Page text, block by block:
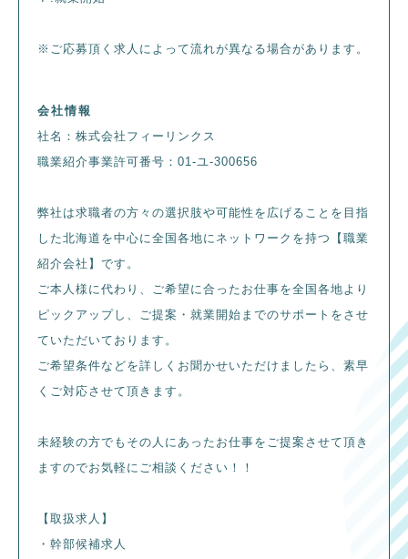
※ご応募頂く求人によって流れが異なる場合があります。
会社情報
社名：株式会社フィーリンクス
職業紹介事業許可番号：01-ユ-300656
弊社は求職者の方々の選択肢や可能性を広げることを目指
した北海道を中心に全国各地にネットワークを持つ【職業
紹介会社】です。
ご本人様に代わり、ご希望に合ったお仕事を全国各地より
ピックアップし、ご提案・就業開始までのサポートをさせ
ていただいております。
ご希望条件などを詳しくお聞かせいただけましたら、素早
くご対応させて頂きます。
未経験の方でもその人にあったお仕事をご提案させて頂き
ますのでお気軽にご相談ください！！
【取扱求人】
・幹部候補求人